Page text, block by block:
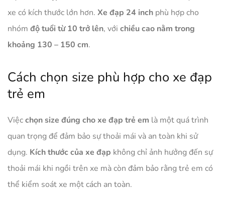
xe có kích thước lớn hơn. Xe đạp 24 inch phù hợp cho
nhóm độ tuổi từ 10 trở lên, với chiều cao nằm trong
khoảng 130 – 150 cm.
Cách chọn size phù hợp cho xe đạp
trẻ em
Việcchọn size đúng cho xe đạp trẻ em là một quá trình
quan trọng để đảm bảo sự thoải mái và an toàn khi sử
dụng. Kích thước của xe đạp không chỉ ảnh hưởng đến sự
thoải mái khi ngồi trên xe mà còn đảm bảo rằng trẻ em có
thể kiểm soát xe một cách an toàn.